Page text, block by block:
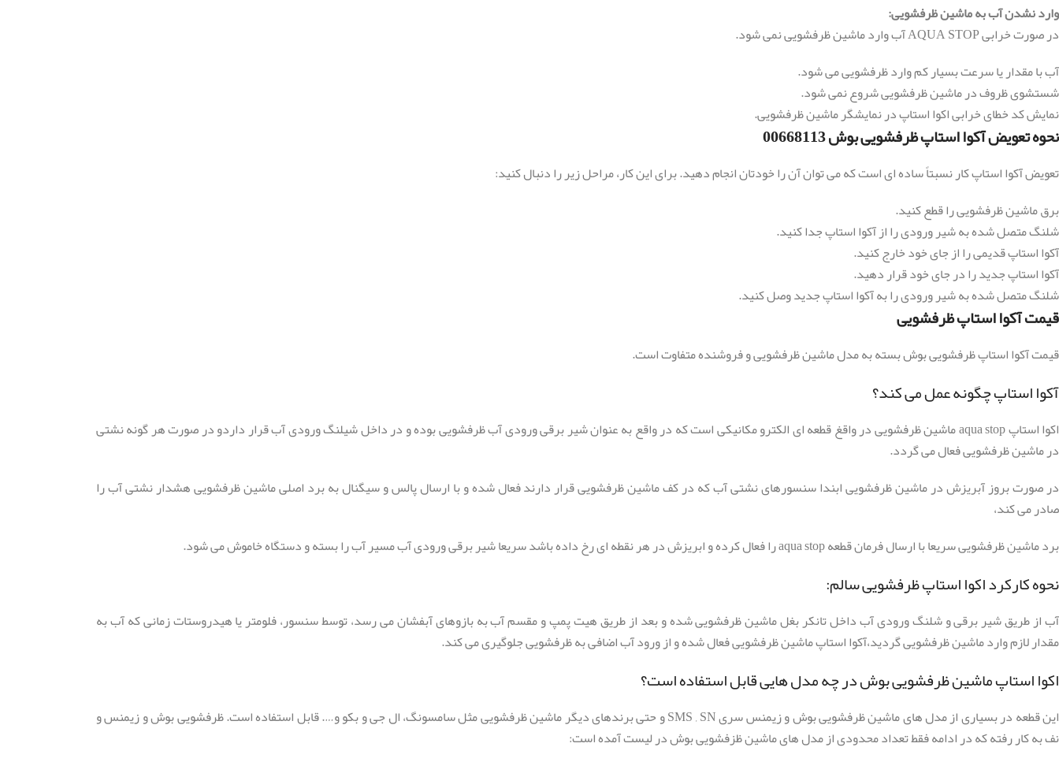
وارد نشدن آب به ماشین ظرفشویی:
در صورت خرابی AQUA STOP آب وارد ماشین ظرفشویی نمی شود.
آب با مقدار یا سرعت بسیار کم وارد ظرفشویی می شود.
شستشوی ظروف در ماشین ظرفشویی شروع نمی شود.
نمایش کد خطای خرابی اکوا استاپ در نمایشگر ماشین ظرفشویی.
نحوه تعویض آکوا استاپ ظرفشویی بوش 00668113
تعویض آکوا استاپ کار نسبتاً ساده ای است که می توان آن را خودتان انجام دهید. برای این کار، مراحل زیر را دنبال کنید:
برق ماشین ظرفشویی را قطع کنید.
شلنگ متصل شده به شیر ورودی را از آکوا استاپ جدا کنید.
آکوا استاپ قدیمی را از جای خود خارج کنید.
آکوا استاپ جدید را در جای خود قرار دهید.
شلنگ متصل شده به شیر ورودی را به آکوا استاپ جدید وصل کنید.
قیمت آکوا استاپ ظرفشویی
قیمت آکوا استاپ ظرفشویی بوش بسته به مدل ماشین ظرفشویی و فروشنده متفاوت است.
آکوا استاپ چگونه عمل می کند؟
اکوا استاپ aqua stop ماشین ظرفشویی در واقغ قطعه ای الکترو مکانیکی است که در واقع به عنوان شیر برقی ورودی آب ظرفشویی بوده و در داخل شیلنگ ورودی آب قرار داردو در صورت هر گونه نشتی
در ماشین ظرفشویی فعال می گردد.
در صورت بروز آبریزش در ماشین ظرفشویی ابندا سنسورهای نشتی آب که در کف ماشین ظرفشویی قرار دارند فعال شده و با ارسال پالس و سیگنال به برد اصلی ماشین ظرفشویی هشدار نشتی آب را
صادر می کند،
برد ماشین ظرفشویی سریعا با ارسال فرمان قطعه aqua stop را فعال کرده و ابریزش در هر نقطه ای رخ داده باشد سریعا شیر برقی ورودی آب مسیر آب را بسته و دستگاه خاموش می شود.
نحوه کارکرد اکوا استاپ ظرفشویی سالم:
آب از طریق شیر برقی و شلنگ ورودی آب داخل تانکر بغل ماشین ظرفشویی شده و بعد از طریق هیت پمپ و مقسم آب به بازوهای آبفشان می رسد، توسط سنسور، فلومتر یا هیدروستات زمانی که آب به
مقدار لازم وارد ماشین ظرفشویی گردید،آکوا استاپ ماشین ظرفشویی فعال شده و از ورود آب اضافی به ظرفشویی جلوگیری می کند.
اکوا استاپ ماشین ظرفشویی بوش در چه مدل هایی قابل استفاده است؟
این قطعه در بسیاری از مدل های ماشین ظرفشویی بوش و زیمنس سری SMS , SN و حتی برندهای دیگر ماشین ظرفشویی مثل سامسونگ، ال جی و بکو و…. قابل استفاده است. ظرفشویی بوش و زیمنس و
نف به کار رفته که در ادامه فقط تعداد محدودی از مدل های ماشین ظزفشویی بوش در لیست آمده است: